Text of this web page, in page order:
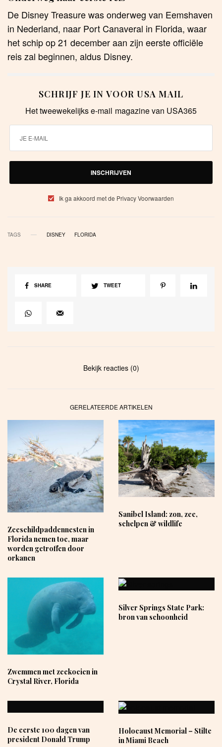
De Disney Treasure was onderweg van Eemshaven
in Nederland, naar Port Canaveral in Florida, waar
het schip op 21 december aan zijn eerste officiële
reis zal beginnen, aldus Disney.
SCHRIJF JE IN VOOR USA MAIL
Het tweewekelijks e-mail magazine van USA365
INSCHRIJVEN
Ik ga akkoord met de Privacy Voorwaarden
TAGS DISNEY FLORIDA
SHARE TWEET
Bekijk reacties (0)
GERELATEERDE ARTIKELEN
Zeeschildpaddennesten in
Florida nemen toe, maar
worden getroffen door
orkanen
Sanibel Island: zon, zee,
schelpen & wildlife
Zwemmen met zeekoeien in
Crystal River, Florida
Silver Springs State Park:
bron van schoonheid
De eerste 100 dagen van
president Donald Trump
Holocaust Memorial – Stilte
in Miami Beach